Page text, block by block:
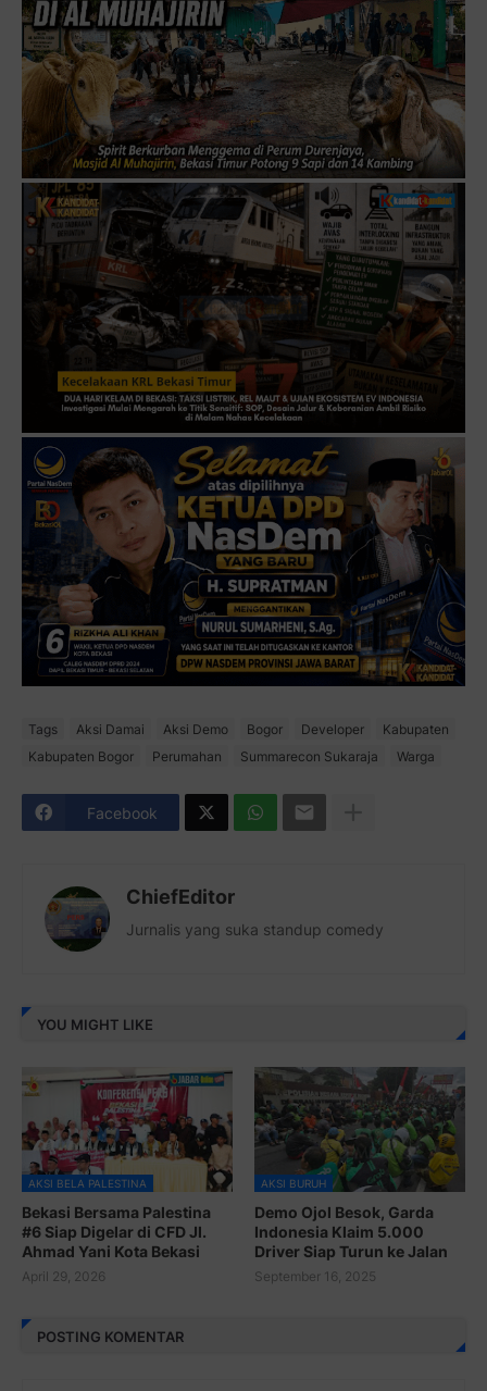
Tags Aksi Damai Aksi Demo Bogor Developer
Kabupaten
Kabupaten Bogor
Perumahan Summarecon Sukaraja Warga
Facebook
ChiefEditor
Jurnalis yang suka standup comedy
YOU MIGHT LIKE
AKSI BELA PALESTINA
Bekasi Bersama Palestina
#6 Siap Digelar di CFD Jl.
Ahmad Yani Kota Bekasi
April 29, 2026
AKSI BURUH
Demo Ojol Besok, Garda
Indonesia Klaim 5.000
Driver Siap Turun ke Jalan
September 16, 2025
POSTING KOMENTAR